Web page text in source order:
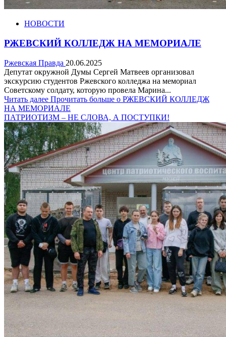
НОВОСТИ
РЖЕВСКИЙ КОЛЛЕДЖ НА МЕМОРИАЛЕ
Ржевская Правда 20.06.2025
Депутат окружной Думы Сергей Матвеев организовал
экскурсию студентов Ржевского колледжа на мемориал
Советскому солдату, которую провела Марина...
Читать далее Прочитать больше о РЖЕВСКИЙ КОЛЛЕДЖ
НА МЕМОРИАЛЕ
ПАТРИОТИЗМ – НЕ СЛОВА, А ПОСТУПКИ!